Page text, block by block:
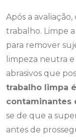
Após a
trabalho. Limpe
para remover
limpeza neutra
abrasivos que
trabalho limpa
contaminantes
se de que a
antes de